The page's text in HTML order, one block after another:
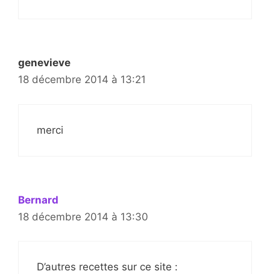
genevieve
18 décembre 2014 à 13:21
merci
Bernard
18 décembre 2014 à 13:30
D’autres recettes sur ce site :